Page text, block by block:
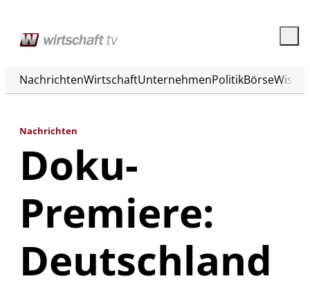
NachrichtenWirtschaftUnternehmenPolitikBörse
Nachrichten
Doku-
Premiere:
Deutschland